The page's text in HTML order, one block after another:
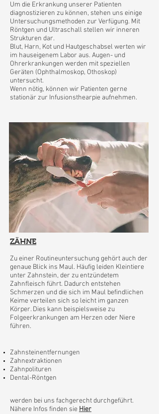
Um die Erkrankung unserer Patienten
diagnostizieren zu können, stehen uns einige
Untersuchungsmethoden zur Verfügung. Mit
Röntgen und Ultraschall stellen wir inneren
Strukturen dar.
Blut, Harn, Kot und Hautgeschabsel werten wir
im hauseigenem Labor aus. Augen- und
Ohrerkrankungen werden mit speziellen
Geräten (Ophthalmoskop, Othoskop)
untersucht.
Wenn nötig, können wir Patienten gerne
stationär zur Infusionsthearpie aufnehmen.
ZÄHNE
Zu einer Routineuntersuchung gehört auch der
genaue Blick ins Maul. Häufig leiden Kleintiere
unter Zahnstein, der zu entzündetem
Zahnfleisch führt. Dadurch entstehen
Schmerzen und die sich im Maul befindlichen
Keime verteilen sich so leicht im ganzen
Körper. Dies kann beispielsweise zu
Folgeerkrankungen am Herzen oder Niere
führen.
Zahnsteinentfernungen
Zahnextraktionen
Zahnpolituren
Dental-Röntgen
werden bei uns fachgerecht durchgeführt.
Nähere Infos finden sie Hier